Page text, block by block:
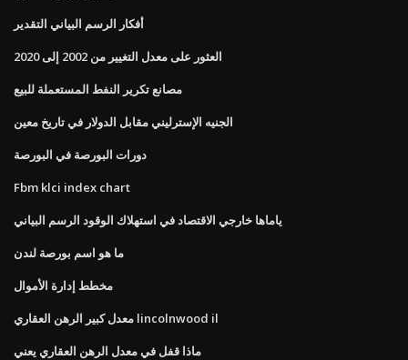
أفكار الرسم البياني التقدير
العثور على معدل التغيير من 2002 إلى 2020
مصانع تكرير النفط المستعملة للبيع
الجنيه الإسترليني مقابل الدولار في تاريخ معين
دورات البورصة في البورصة
Fbm klci index chart
ياماها خارجي الاقتصاد في استهلاك الوقود الرسم البياني
ما هو اسم بورصة لندن
مخطط إدارة الأموال
معدل كبير الرهن العقاري lincolnwood il
ماذا قفل في معدل الرهن العقاري يعني